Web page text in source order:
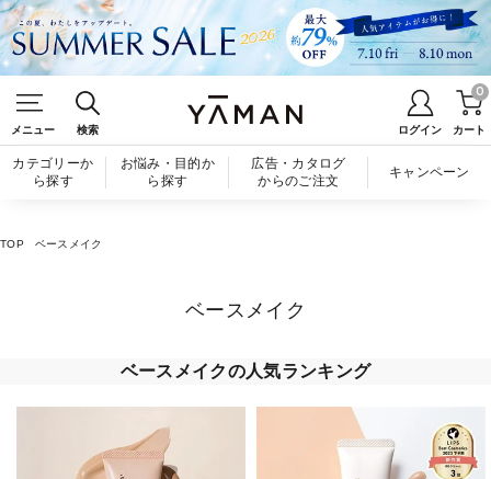
メニュー 検索 ログイン カート
0
カテゴリーか
ら探す
お悩み・目的か
ら探す
広告・カタログ
からのご注文
キャンペーン
TOP ベースメイク
ベースメイク
ベースメイクの人気ランキング